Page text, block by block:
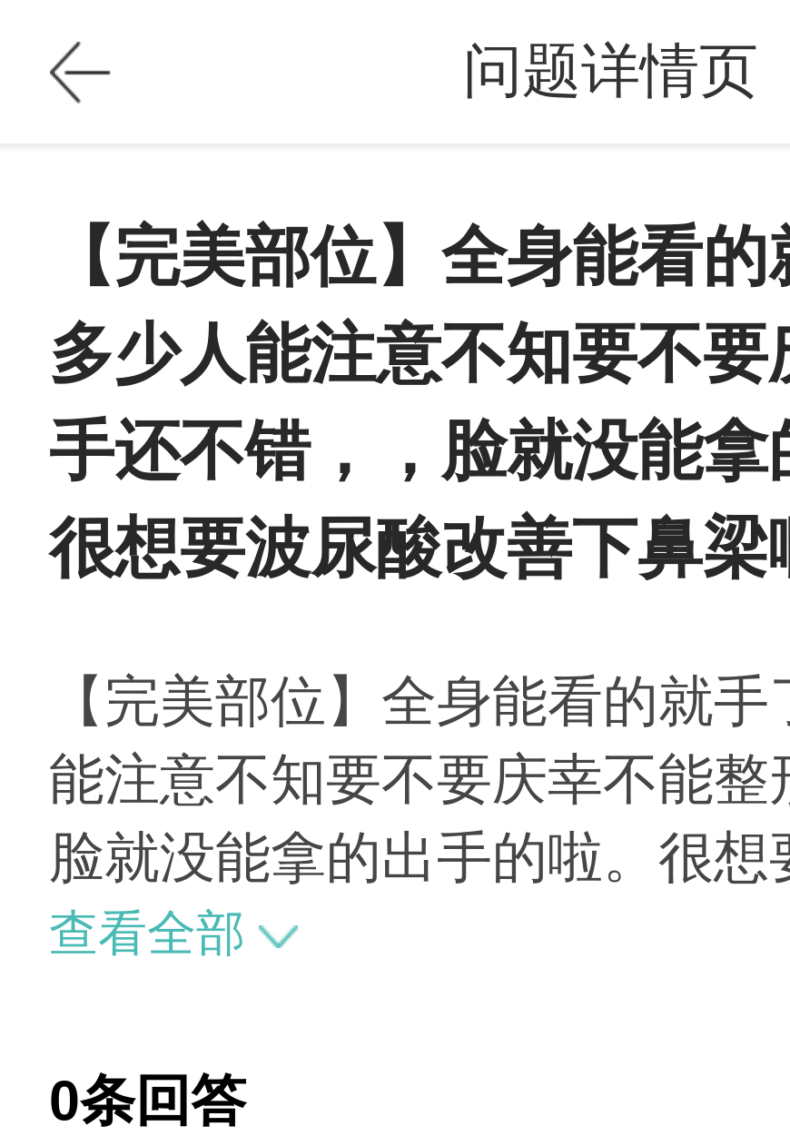
问题详情页
【完美部位】全身能看
多少人能注意不知要不
手还不错，，脸就没能拿
很想要波尿酸改善下鼻梁
【完美部位】全身能看的就
能注意不知要不要庆幸不能整
脸就没能拿的出手的啦。很想
鼻梁啊！！
查看全部
0条回答